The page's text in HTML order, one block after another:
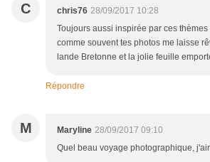
C chris76 28/09/2017 10:28
Toujours aussi inspirée par ces
comme souvent tes photos me laisse
lande Bretonne et la jolie feuille
Répondre
M Maryline 28/09/2017 09:10
Quel beau voyage photographique,